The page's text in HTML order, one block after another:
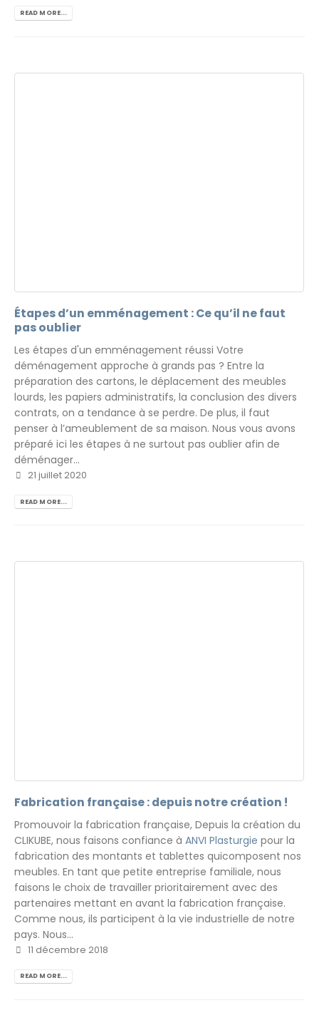
READ MORE...
Étapes d’un emménagement : Ce qu’il ne faut
pas oublier
Les étapes d'un emménagement réussi Votre
déménagement approche à grands pas ? Entre la
préparation des cartons, le déplacement des meubles
lourds, les papiers administratifs, la conclusion des divers
contrats, on a tendance à se perdre. De plus, il faut
penser à l’ameublement de sa maison. Nous vous avons
préparé ici les étapes à ne surtout pas oublier afin de
déménager...
21 juillet 2020
READ MORE...
Fabrication française : depuis notre création !
Promouvoir la fabrication française, Depuis la création du
CLIKUBE, nous faisons confiance à ANVI Plasturgie pour la
fabrication des montants et tablettes quicomposent nos
meubles. En tant que petite entreprise familiale, nous
faisons le choix de travailler prioritairement avec des
partenaires mettant en avant la fabrication française.
Comme nous, ils participent à la vie industrielle de notre
pays. Nous...
11 décembre 2018
READ MORE...